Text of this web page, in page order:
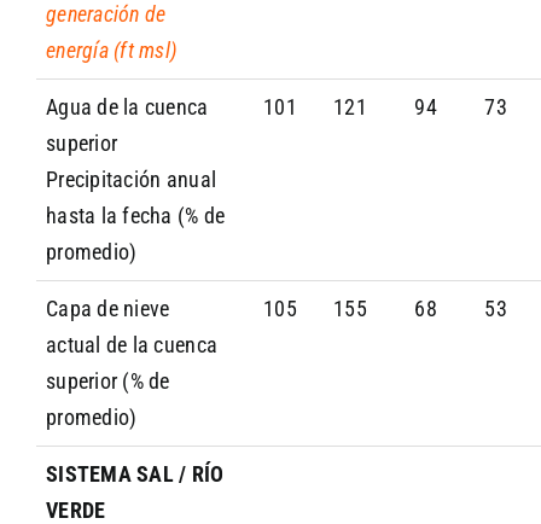
generación de
energía (ft msl)
Agua de la cuenca
superior
Precipitación anual
hasta la fecha (% de
promedio)
101 121 94 73
Capa de nieve
actual de la cuenca
superior (% de
promedio)
105 155 68 53
SISTEMA SAL / RÍO
VERDE